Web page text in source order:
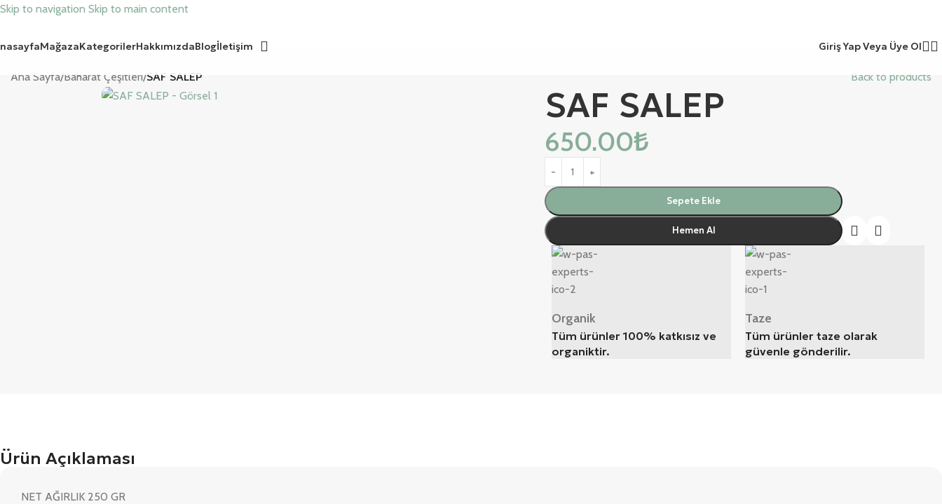
Skip to navigation Skip to main content
MağazaKategorilerHakkımızdaBlogİletişim Giriş Yap Veya Üye Ol
Ana Sayfa/Baharat Çeşitleri/SAF SALEP Back to products
SAF SALEP
650.00₺
Sepete Ekle
Hemen Al
Organik
Tüm ürünler 100% katkısız ve
organiktir.
Taze
Tüm ürünler taze olarak
güvenle gönderilir.
Ürün Açıklaması
NET AĞIRLIK 250 GR